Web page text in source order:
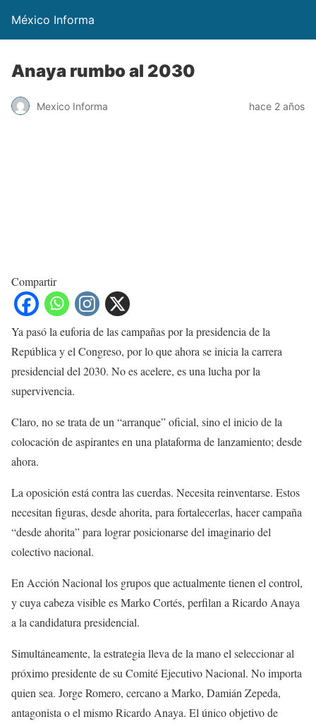
México Informa
Anaya rumbo al 2030
Mexico Informa hace 2 años
Compartir
Ya pasó la euforia de las campañas por la presidencia de la
República y el Congreso, por lo que ahora se inicia la carrera
presidencial del 2030. No es acelere, es una lucha por la
supervivencia.
Claro, no se trata de un “arranque” oficial, sino el inicio de la
colocación de aspirantes en una plataforma de lanzamiento; desde
ahora.
La oposición está contra las cuerdas. Necesita reinventarse. Estos
necesitan figuras, desde ahorita, para fortalecerlas, hacer campaña
“desde ahorita” para lograr posicionarse del imaginario del
colectivo nacional.
En Acción Nacional los grupos que actualmente tienen el control,
y cuya cabeza visible es Marko Cortés, perfilan a Ricardo Anaya
a la candidatura presidencial.
Simultáneamente, la estrategia lleva de la mano el seleccionar al
próximo presidente de su Comité Ejecutivo Nacional. No importa
quien sea. Jorge Romero, cercano a Marko, Damián Zepeda,
antagonista o el mismo Ricardo Anaya. El único objetivo de